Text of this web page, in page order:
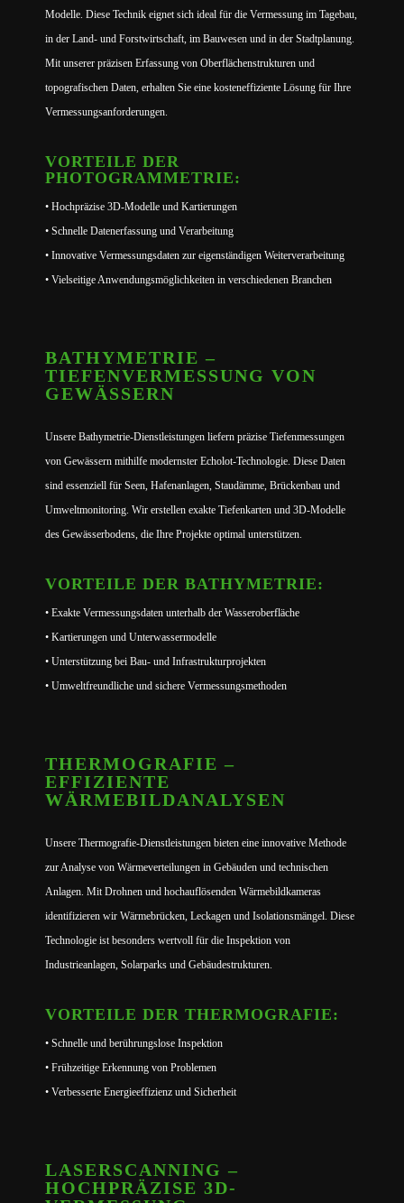
Modelle. Diese Technik eignet sich ideal für die Vermessung im Tagebau,
in der Land- und Forstwirtschaft, im Bauwesen und in der Stadtplanung.
Mit unserer präzisen Erfassung von Oberflächenstrukturen und
topografischen Daten, erhalten Sie eine kosteneffiziente Lösung für Ihre
Vermessungsanforderungen.
VORTEILE DER
PHOTOGRAMMETRIE:
• Hochpräzise 3D-Modelle und Kartierungen
• Schnelle Datenerfassung und Verarbeitung
• Innovative Vermessungsdaten zur eigenständigen Weiterverarbeitung
• Vielseitige Anwendungsmöglichkeiten in verschiedenen Branchen
BATHYMETRIE –
TIEFENVERMESSUNG VON
GEWÄSSERN
Unsere Bathymetrie-Dienstleistungen liefern präzise Tiefenmessungen
von Gewässern mithilfe modernster Echolot-Technologie. Diese Daten
sind essenziell für Seen, Hafenanlagen, Staudämme, Brückenbau und
Umweltmonitoring. Wir erstellen exakte Tiefenkarten und 3D-Modelle
des Gewässerbodens, die Ihre Projekte optimal unterstützen.
VORTEILE DER BATHYMETRIE:
• Exakte Vermessungsdaten unterhalb der Wasseroberfläche
• Kartierungen und Unterwassermodelle
• Unterstützung bei Bau- und Infrastrukturprojekten
• Umweltfreundliche und sichere Vermessungsmethoden
THERMOGRAFIE –
EFFIZIENTE
WÄRMEBILDANALYSEN
Unsere Thermografie-Dienstleistungen bieten eine innovative Methode
zur Analyse von Wärmeverteilungen in Gebäuden und technischen
Anlagen. Mit Drohnen und hochauflösenden Wärmebildkameras
identifizieren wir Wärmebrücken, Leckagen und Isolationsmängel. Diese
Technologie ist besonders wertvoll für die Inspektion von
Industrieanlagen, Solarparks und Gebäudestrukturen.
VORTEILE DER THERMOGRAFIE:
• Schnelle und berührungslose Inspektion
• Frühzeitige Erkennung von Problemen
• Verbesserte Energieeffizienz und Sicherheit
LASERSCANNING –
HOCHPRÄZISE 3D-